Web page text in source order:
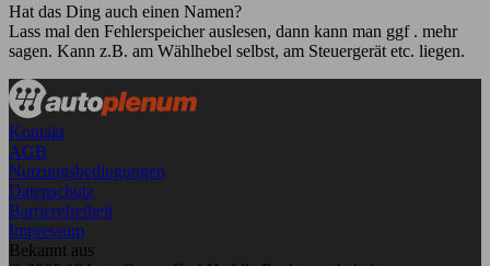
Hat das Ding auch einen Namen?
Lass mal den Fehlerspeicher auslesen, dann kann man ggf . mehr
sagen. Kann z.B. am Wählhebel selbst, am Steuergerät etc. liegen.
Kontakt
AGB
Nutzungsbedingungen
Datenschutz
Barrierefreiheit
Impressum
Bekannt aus